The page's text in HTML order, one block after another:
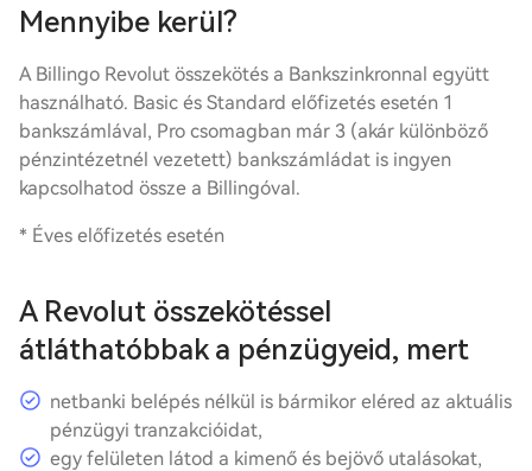
Mennyibe kerül?
A Billingo Revolut összekötés a Bankszinkronnal együtt
használható. Basic és Standard előfizetés esetén 1
bankszámlával, Pro csomagban már 3 (akár különböző
pénzintézetnél vezetett) bankszámládat is ingyen
kapcsolhatod össze a Billingóval.
* Éves előfizetés esetén
A Revolut összekötéssel
átláthatóbbak a pénzügyeid, mert
netbanki belépés nélkül is bármikor eléred az aktuális
pénzügyi tranzakcióidat,
egy felületen látod a kimenő és bejövő utalásokat,